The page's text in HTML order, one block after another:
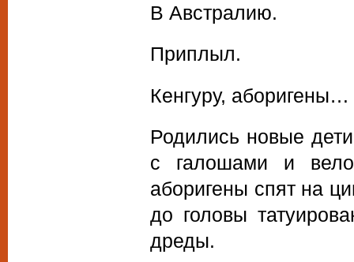
В Австралию.
Приплыл.
Кенгуру,
Родились новые
с галошами и
аборигены спят на
до головы
дреды.